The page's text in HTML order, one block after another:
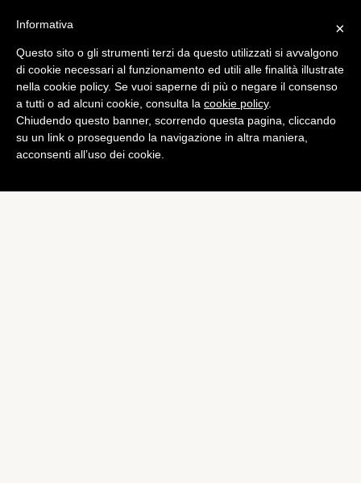
Games
Emagon, Sony preannuncia
“il segreto meglio custodito
di PlayStation”
diMarco Simile
×
Informativa
Questo sito o gli strumenti terzi da questo utilizzati si avvalgono
di cookie necessari al funzionamento ed utili alle finalità illustrate
nella cookie policy. Se vuoi saperne di più o negare il consenso
a tutti o ad alcuni cookie, consulta la cookie policy.
Chiudendo questo banner, scorrendo questa pagina, cliccando
su un link o proseguendo la navigazione in altra maniera,
acconsenti all’uso dei cookie.